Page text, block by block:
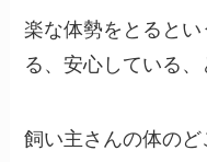
楽な体勢をとると
る、安心している、
飼い主さんの体の